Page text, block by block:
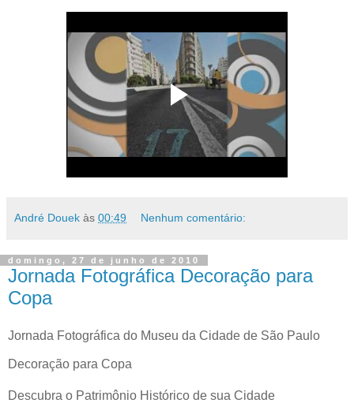
André Douek às 00:49 Nenhum comentário:
domingo, 27 de junho de 2010
Jornada Fotográfica Decoração para
Copa
Jornada Fotográfica do Museu da Cidade de São Paulo
Decoração para Copa
Descubra o Patrimônio Histórico de sua Cidade